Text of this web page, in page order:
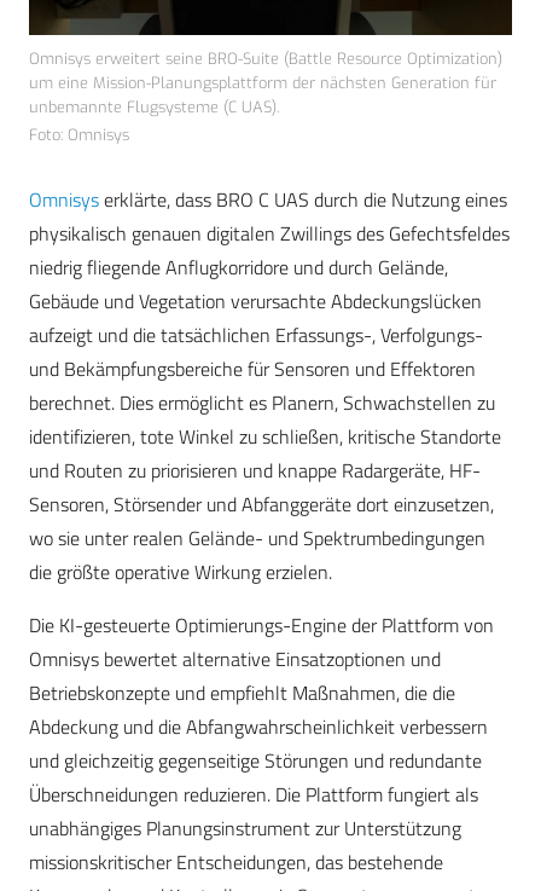
Omnisys erweitert seine BRO-Suite (Battle Resource Optimization)
um eine Mission-Planungsplattform der nächsten Generation für
unbemannte Flugsysteme (C UAS).
Foto: Omnisys
Omnisyserklärte, dass BRO C UAS durch die Nutzung eines
physikalisch genauen digitalen Zwillings des Gefechtsfeldes
niedrig fliegende Anflugkorridore und durch Gelände,
Gebäude und Vegetation verursachte Abdeckungslücken
aufzeigt und die tatsächlichen Erfassungs-, Verfolgungs-
und Bekämpfungsbereiche für Sensoren und Effektoren
berechnet. Dies ermöglicht es Planern, Schwachstellen zu
identifizieren, tote Winkel zu schließen, kritische Standorte
und Routen zu priorisieren und knappe Radargeräte, HF-
Sensoren, Störsender und Abfanggeräte dort einzusetzen,
wo sie unter realen Gelände- und Spektrumbedingungen
die größte operative Wirkung erzielen.
Die KI-gesteuerte Optimierungs-Engine der Plattform von
Omnisys bewertet alternative Einsatzoptionen und
Betriebskonzepte und empfiehlt Maßnahmen, die die
Abdeckung und die Abfangwahrscheinlichkeit verbessern
und gleichzeitig gegenseitige Störungen und redundante
Überschneidungen reduzieren. Die Plattform fungiert als
unabhängiges Planungsinstrument zur Unterstützung
missionskritischer Entscheidungen, das bestehende